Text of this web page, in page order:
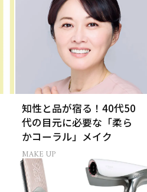
知性と品が宿る！40代50
代の目元に必要な「柔ら
かコーラル」メイク
MAKE UP